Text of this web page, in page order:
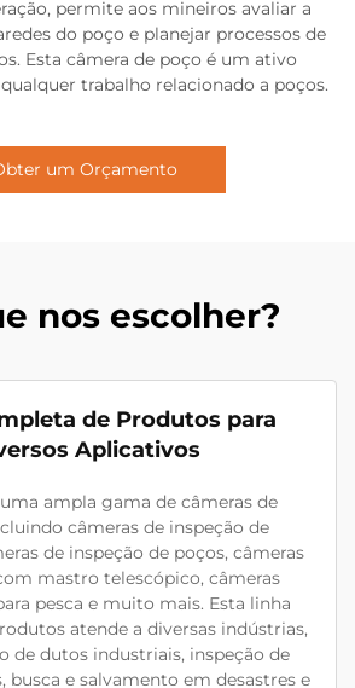
permite aos mineiros avaliar a
do poço e planejar processos de
Esta câmera de poço é um ativo
trabalho relacionado a poços.
um Orçamento
nos escolher?
de Produtos para
Aplicativos
ampla gama de câmeras de
câmeras de inspeção de
de inspeção de poços, câmeras
mastro telescópico, câmeras
pesca e muito mais. Esta linha
atende a diversas indústrias,
de dutos industriais, inspeção de
busca e salvamento em desastres e